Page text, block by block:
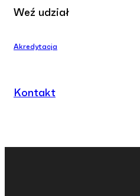
Weź udział
Akredytacja
Kontakt